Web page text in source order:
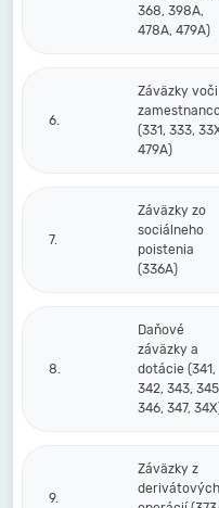
368, 398A,
478A, 479A)
6.
Záväzky voči
(331, 333,
479A)
7.
Záväzky zo
sociálneho
poistenia
(336A)
8.
Daňové
záväzky a
dotácie (341,
342, 343,
346, 347,
9.
Záväzky z
derivátových